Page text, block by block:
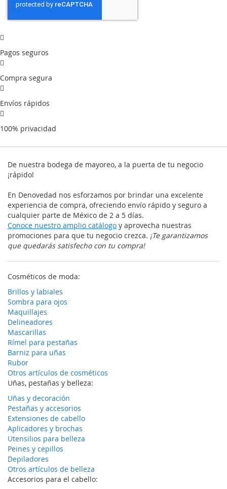
Pagos seguros
Compra segura
Envíos rápidos
100% privacidad
De nuestra bodega de mayoreo, a la puerta de tu negocio
¡rápido!
En Denovedad nos esforzamos por brindar una excelente
experiencia de compra, ofreciendo envío rápido y seguro a
cualquier parte de México de 2 a 5 días.
Conoce nuestro amplio catálogo y aprovecha nuestras
promociones para que tu negocio crezca. ¡Te garantizamos
que quedarás satisfecho con tu compra!
Cosméticos de moda:
Brillos y labiales
Sombra para ojos
Maquillajes
Delineadores
Mascarillas
Rímel para pestañas
Barniz para uñas
Rubor
Otros artículos de cosméticos
Uñas, pestañas y belleza:
Uñas y decoración
Pestañas y accesorios
Extensiones de cabello
Aplicadores y brochas
Utensilios para belleza
Peines y cepillos
Depiladores
Otros artículos de belleza
Accesorios para el cabello: